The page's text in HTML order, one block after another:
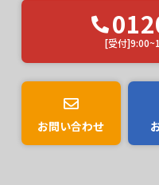
[受付
お問い合わせ